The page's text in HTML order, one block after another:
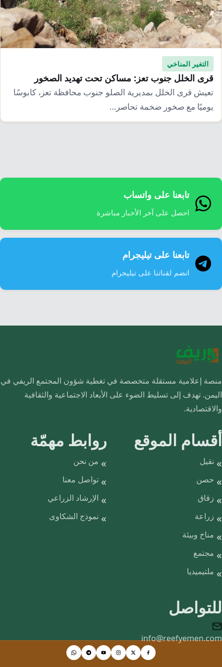
قضايا
معيشة
قصة
انفوجرافيك
قصص رقمية
تقارير صور
فيديو
التغير المناخي
قرى الخلل جنوب تعز: مساكن تحت تهديد الصخور
تعيش قرى الخلل بمديرية الصلو جنوب محافظة تعز، كابوسًا
يوميًا مع صخور ضخمة تحاصر…
تابعنا على واتساب
احصل على آخر الأخبار مباشرة
تابعنا على تيليجرام
انضم لقناتنا على تيليجرام
منصة إعلامية مستقلة متخصصة في تغطية شؤون المجتمع الريفي في
اليمن. تهدف إلى تسليط الضوء على الأبعاد الاجتماعية والثقافية
والاقتصادية.
أقسام الموقع
نقيل
حصن
زقاق
زراعة
مناخ وبيئة
مجتمع
ملتيميديا
روابط مهمّة
من نحن
تواصل معنا
الإرشاد الزراعي
نموذج الشكاوى
للتواصل
info@reefyemen.com